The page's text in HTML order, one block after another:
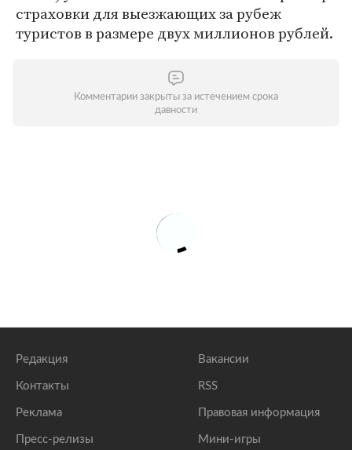
страховки для выезжающих за рубеж
туристов в размере двух миллионов рублей.
Комментарии закрыты за истечением срока
давности
Редакция
Контакты
Реклама
Пресс-релизы
Вакансии
RSS
Правовая информация
Мини-игры